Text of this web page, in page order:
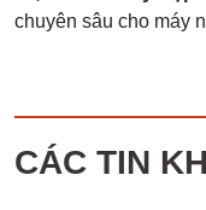
chuyên sâu cho máy
CÁC TIN